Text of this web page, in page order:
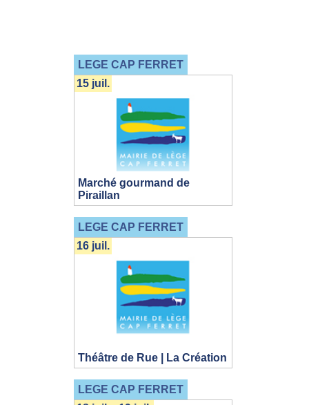
LEGE CAP FERRET
Marché gourmand de
Piraillan
15 juil.
LEGE CAP FERRET
Théâtre de Rue | La Création
16 juil.
LEGE CAP FERRET